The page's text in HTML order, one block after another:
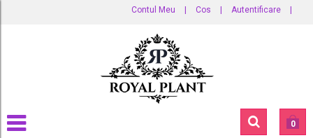
Contul Meu Cos Autentificare
0